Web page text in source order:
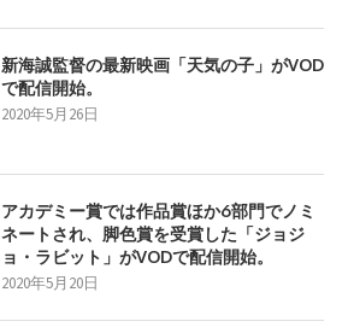
新海誠監督の最新映画「天気の子」がVOD
で配信開始。
2020年5月26日
アカデミー賞では作品賞ほか6部門でノミ
ネートされ、脚色賞を受賞した「ジョジ
ョ・ラビット」がVODで配信開始。
2020年5月20日